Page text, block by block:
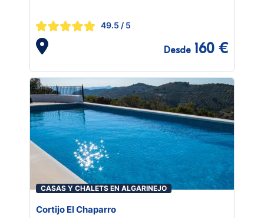
49.5 / 5
Desde 160 €
CASAS Y CHALETS EN ALGARINEJO
Cortijo El Chaparro